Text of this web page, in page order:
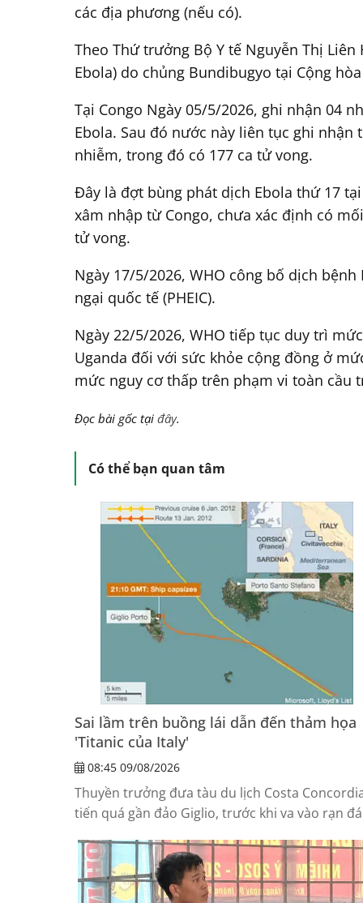
các địa phương (nếu có).
Theo Thứ trưởng Bộ Y tế Nguyễn Thị
Ebola) do chủng Bundibugyo tại Cộng
Tại Congo Ngày 05/5/2026, ghi nhận 04
Ebola. Sau đó nước này liên tục ghi
nhiễm, trong đó có 177 ca tử vong.
Đây là đợt bùng phát dịch Ebola thứ 17
xâm nhập từ Congo, chưa xác định có
tử vong.
Ngày 17/5/2026, WHO công bố dịch
ngại quốc tế (PHEIC).
Ngày 22/5/2026, WHO tiếp tục duy trì
Uganda đối với sức khỏe cộng đồng ở
mức nguy cơ thấp trên phạm vi toàn cầu
Đọc bài gốc tại đây.
Có thể bạn quan tâm
Sai lầm trên buồng lái dẫn đến thảm họa
'Titanic của Italy'
08:45 09/08/2026
Thuyền trưởng đưa tàu du lịch Costa
tiến quá gần đảo Giglio, trước khi va vào rạn đá
nhiều hành khách vẫn chưa được sơ tán.